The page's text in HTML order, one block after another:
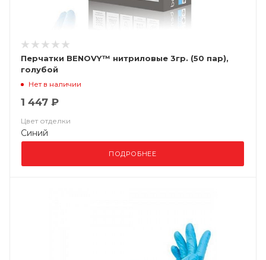
Перчатки BENOVY™ нитриловые 3гр. (50 пар),
голубой
Нет в наличии
1 447 ₽
Цвет отделки
Синий
ПОДРОБНЕЕ